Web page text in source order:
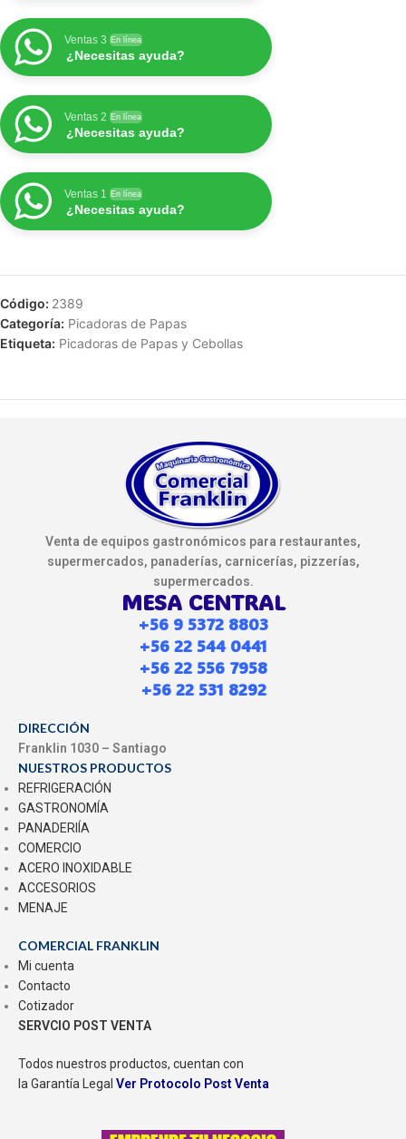
Ventas 3 En línea
¿Necesitas ayuda?
Ventas 2 En línea
¿Necesitas ayuda?
Ventas 1 En línea
¿Necesitas ayuda?
Código: 2389
Categoría: Picadoras de Papas
Etiqueta: Picadoras de Papas y Cebollas
Venta de equipos gastronómicos para restaurantes,
supermercados, panaderías, carnicerías, pizzerías,
supermercados.
MESA CENTRAL
+56 9 5372 8803
+56 22 544 0441
+56 22 556 7958
+56 22 531 8292
DIRECCIÓN
Franklin 1030 – Santiago
NUESTROS PRODUCTOS
REFRIGERACIÓN
GASTRONOMÍA
PANADERIÍA
COMERCIO
ACERO INOXIDABLE
ACCESORIOS
MENAJE
COMERCIAL FRANKLIN
Mi cuenta
Contacto
Cotizador
SERVCIO POST VENTA
Todos nuestros productos, cuentan con
la Garantía Legal Ver Protocolo Post Venta